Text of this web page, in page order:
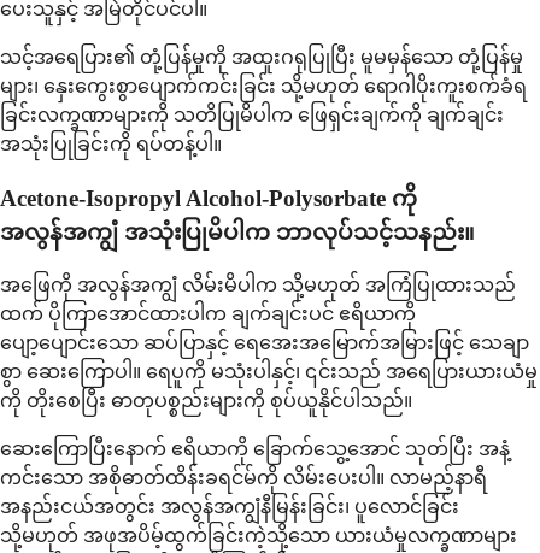
ပေးသူနှင့် အမြဲတိုင်ပင်ပါ။
သင့်အရေပြား၏ တုံ့ပြန်မှုကို အထူးဂရုပြုပြီး မူမမှန်သော တုံ့ပြန်မှု
များ၊ နှေးကွေးစွာပျောက်ကင်းခြင်း သို့မဟုတ် ရောဂါပိုးကူးစက်ခံရ
ခြင်းလက္ခဏာများကို သတိပြုမိပါက ဖြေရှင်းချက်ကို ချက်ချင်း
အသုံးပြုခြင်းကို ရပ်တန့်ပါ။
Acetone-Isopropyl Alcohol-Polysorbate ကို
အလွန်အကျွံ အသုံးပြုမိပါက ဘာလုပ်သင့်သနည်း။
အဖြေကို အလွန်အကျွံ လိမ်းမိပါက သို့မဟုတ် အကြံပြုထားသည်
ထက် ပိုကြာအောင်ထားပါက ချက်ချင်းပင် ဧရိယာကို
ပျော့ပျောင်းသော ဆပ်ပြာနှင့် ရေအေးအမြောက်အမြားဖြင့် သေချာ
စွာ ဆေးကြောပါ။ ရေပူကို မသုံးပါနှင့်၊ ၎င်းသည် အရေပြားယားယံမှု
ကို တိုးစေပြီး ဓာတုပစ္စည်းများကို စုပ်ယူနိုင်ပါသည်။
ဆေးကြောပြီးနောက် ဧရိယာကို ခြောက်သွေ့အောင် သုတ်ပြီး အနံ့
ကင်းသော အစိုဓာတ်ထိန်းခရင်မ်ကို လိမ်းပေးပါ။ လာမည့်နာရီ
အနည်းငယ်အတွင်း အလွန်အကျွံနီမြန်းခြင်း၊ ပူလောင်ခြင်း
သို့မဟုတ် အဖုအပိမ့်ထွက်ခြင်းကဲ့သို့သော ယားယံမှုလက္ခဏာများ